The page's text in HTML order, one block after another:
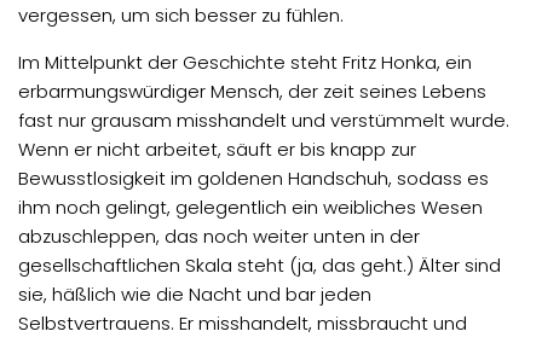
vergessen, um sich besser zu fühlen.
Im Mittelpunkt der Geschichte steht Fritz Honka, ein
erbarmungswürdiger Mensch, der zeit seines Lebens
fast nur grausam misshandelt und verstümmelt wurde.
Wenn er nicht arbeitet, säuft er bis knapp zur
Bewusstlosigkeit im goldenen Handschuh, sodass es
ihm noch gelingt, gelegentlich ein weibliches Wesen
abzuschleppen, das noch weiter unten in der
gesellschaftlichen Skala steht (ja, das geht.) Älter sind
sie, häßlich wie die Nacht und bar jeden
Selbstvertrauens. Er misshandelt, missbraucht und